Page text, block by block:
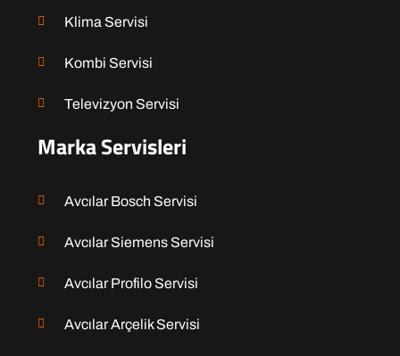
Klima Servisi
Kombi Servisi
Televizyon Servisi
Marka Servisleri
Avcılar Bosch Servisi
Avcılar Siemens Servisi
Avcılar Profilo Servisi
Avcılar Arçelik Servisi